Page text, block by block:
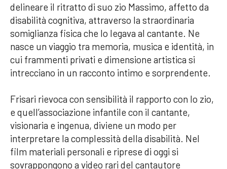
delineare il ritratto di suo zio Massimo, affetto da
disabilità cognitiva, attraverso la straordinaria
somiglianza fisica che lo legava al cantante. Ne
nasce un viaggio tra memoria, musica e identità, in
cui frammenti privati e dimensione artistica si
intrecciano in un racconto intimo e sorprendente.
Frisari rievoca con sensibilità il rapporto con lo zio,
e quell’associazione infantile con il cantante,
visionaria e ingenua, diviene un modo per
interpretare la complessità della disabilità. Nel
film materiali personali e riprese di oggi si
sovrappongono a video rari del cantautore